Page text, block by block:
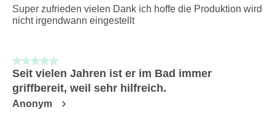
Super zufrieden vielen Dank ich hoffe die Produktion wird
nicht irgendwann eingestellt
5 von 5 Sternen.
Seit vielen Jahren ist er im Bad immer
griffbereit, weil sehr hilfreich.
Anonym